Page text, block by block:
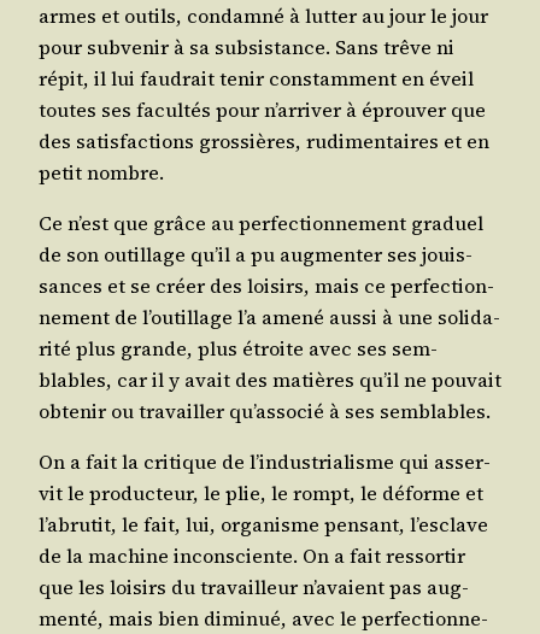
armes et outils, condam­né à lut­ter au jour le jour
pour sub­ve­nir à sa sub­sis­tance. Sans trêve ni
répit, il lui fau­drait tenir constam­ment en éveil
toutes ses facul­tés pour n’ar­ri­ver à éprou­ver que
des satis­fac­tions gros­sières, rudi­men­taires et en
petit nombre.
Ce n’est que grâce au per­fec­tion­ne­ment gra­duel
de son outillage qu’il a pu aug­men­ter ses jouis­
sances et se créer des loi­sirs, mais ce per­fec­tion­
ne­ment de l’ou­tillage l’a ame­né aus­si à une soli­da­
ri­té plus grande, plus étroite avec ses sem­
blables, car il y avait des matières qu’il ne pou­vait
obte­nir ou tra­vailler qu’as­so­cié à ses semblables.
On a fait la cri­tique de l’in­dus­tria­lisme qui asser­
vit le pro­duc­teur, le plie, le rompt, le déforme et
l’a­bru­tit, le fait, lui, orga­nisme pen­sant, l’es­clave
de la machine incons­ciente. On a fait res­sor­tir
que les loi­sirs du tra­vailleur n’a­vaient pas aug­
men­té, mais bien dimi­nué, avec le per­fec­tion­ne­